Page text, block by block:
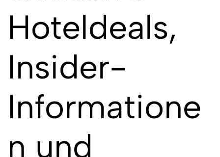
Hoteldeals,
Insider-
Informatione
n und